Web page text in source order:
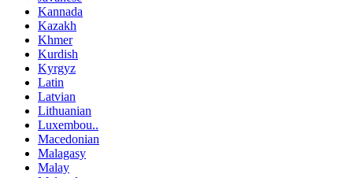
Kannada
Kazakh
Khmer
Kurdish
Kyrgyz
Latin
Latvian
Lithuanian
Luxembou..
Macedonian
Malagasy
Malay